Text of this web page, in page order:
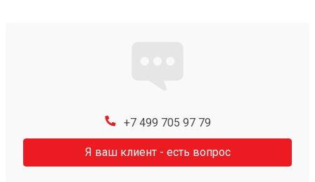
+7 499 705 97 79
Я ваш клиент - есть вопрос